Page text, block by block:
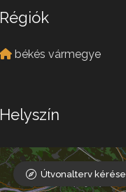
Régiók
békés vármegye
Helyszín
Útvonalterv kérése